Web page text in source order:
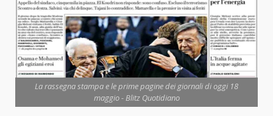
La rassegna stampa e le prime pagine dei giornali di oggi 18
maggio - Blitz Quotidiano